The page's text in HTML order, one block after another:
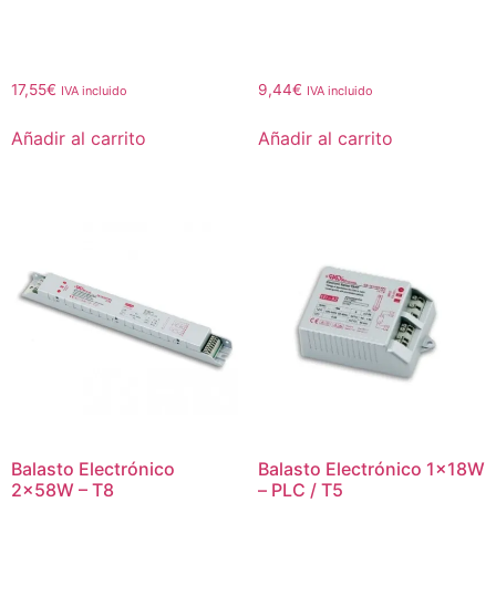
17,55€ IVA incluido
Añadir al carrito
9,44€ IVA incluido
Añadir al carrito
Balasto Electrónico
2x58W – T8
Balasto Electrónico 1x18W
– PLC / T5